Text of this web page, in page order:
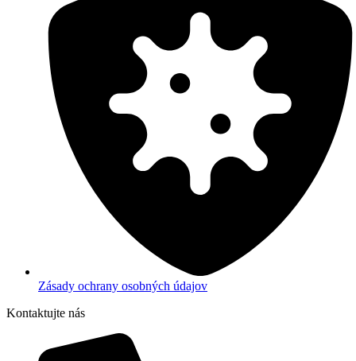
Zásady ochrany osobných údajov
Kontaktujte nás